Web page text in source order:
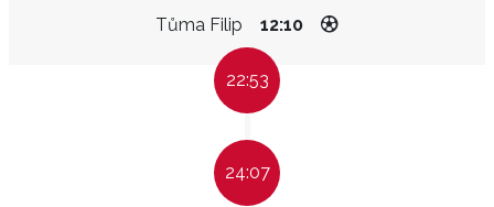
Tůma Filip 12:10
22:53
24:07